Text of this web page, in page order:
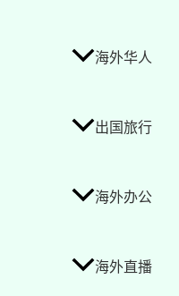
海外华人
出国旅行
海外办公
海外直播